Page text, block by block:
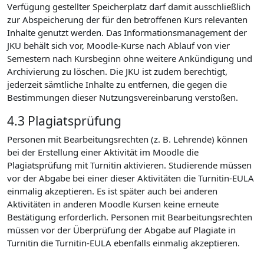
Verfügung gestellter Speicherplatz darf damit ausschließlich
zur Abspeicherung der für den betroffenen Kurs relevanten
Inhalte genutzt werden. Das Informationsmanagement der
JKU behält sich vor, Moodle-Kurse nach Ablauf von vier
Semestern nach Kursbeginn ohne weitere Ankündigung und
Archivierung zu löschen. Die JKU ist zudem berechtigt,
jederzeit sämtliche Inhalte zu entfernen, die gegen die
Bestimmungen dieser Nutzungsvereinbarung verstoßen.
4.3 Plagiatsprüfung
Personen mit Bearbeitungsrechten (z. B. Lehrende) können
bei der Erstellung einer Aktivität im Moodle die
Plagiatsprüfung mit Turnitin aktivieren. Studierende müssen
vor der Abgabe bei einer dieser Aktivitäten die Turnitin-EULA
einmalig akzeptieren. Es ist später auch bei anderen
Aktivitäten in anderen Moodle Kursen keine erneute
Bestätigung erforderlich. Personen mit Bearbeitungsrechten
müssen vor der Überprüfung der Abgabe auf Plagiate in
Turnitin die Turnitin-EULA ebenfalls einmalig akzeptieren.